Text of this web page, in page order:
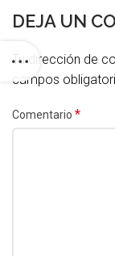
DEJA UN
Tu dirección de
campos
Comentario *